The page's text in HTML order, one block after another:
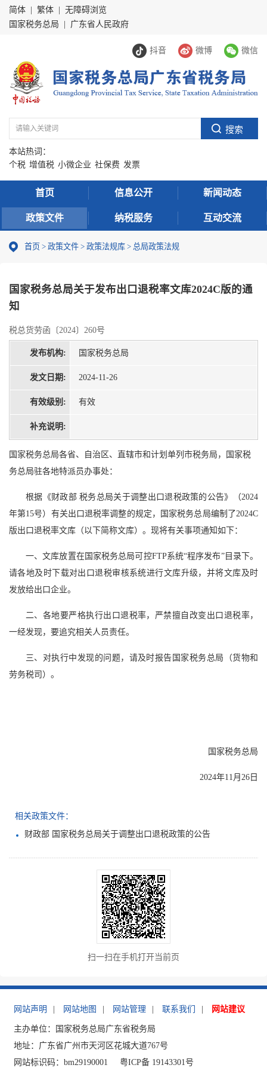
简体 繁体
无障碍浏览
国家税务总局
广东省人民政府
抖音 微博 微信
本站热词：
个税 增值税 小微企业 社保费 发票
首页 信息公开 新闻动态
政策文件 纳税服务 互动交流
首页 > 政策文件 > 政策法规库 > 总局政策法规
国家税务总局关于发布出口退税率文库2024C版的通
知
税总货劳函〔2024〕260号
发布机构: 国家税务总局
发文日期: 2024-11-26
有效级别: 有效
补充说明:
国家税务总局各省、自治区、直辖市和计划单列市税务局，国家税
务总局驻各地特派员办事处：
根据《财政部 税务总局关于调整出口退税政策的公告》（2024
年第15号）有关出口退税率调整的规定，国家税务总局编制了2024C
版出口退税率文库（以下简称文库）。现将有关事项通知如下：
一、文库放置在国家税务总局可控FTP系统“程序发布”目录下。
请各地及时下载对出口退税审核系统进行文库升级，并将文库及时
发放给出口企业。
二、各地要严格执行出口退税率，严禁擅自改变出口退税率，
一经发现，要追究相关人员责任。
三、对执行中发现的问题，请及时报告国家税务总局（货物和
劳务税司）。
国家税务总局
2024年11月26日
相关政策文件：
财政部 国家税务总局关于调整出口退税政策的公告
扫一扫在手机打开当前页
网站声明 网站地图 网站管理 联系我们 网站建议
主办单位：国家税务总局广东省税务局
地址：广东省广州市天河区花城大道767号
网站标识码：bm29190001
粤ICP备 19143301号